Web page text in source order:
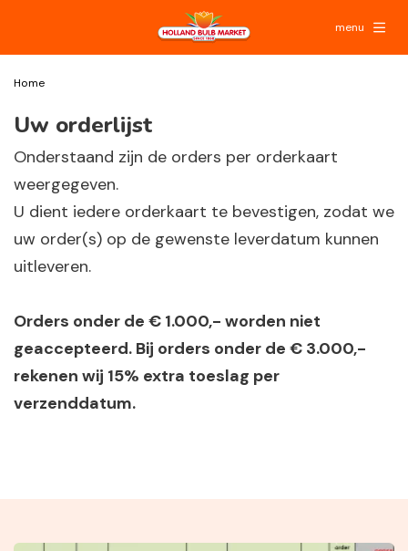
menu
Home
Uw orderlijst
Onderstaand zijn de orders per orderkaart
weergegeven.
U dient iedere orderkaart te bevestigen, zodat we
uw order(s) op de gewenste leverdatum kunnen
uitleveren.
Orders onder de € 1.000,- worden niet
geaccepteerd. Bij orders onder de € 3.000,-
rekenen wij 15% extra toeslag per
verzenddatum.